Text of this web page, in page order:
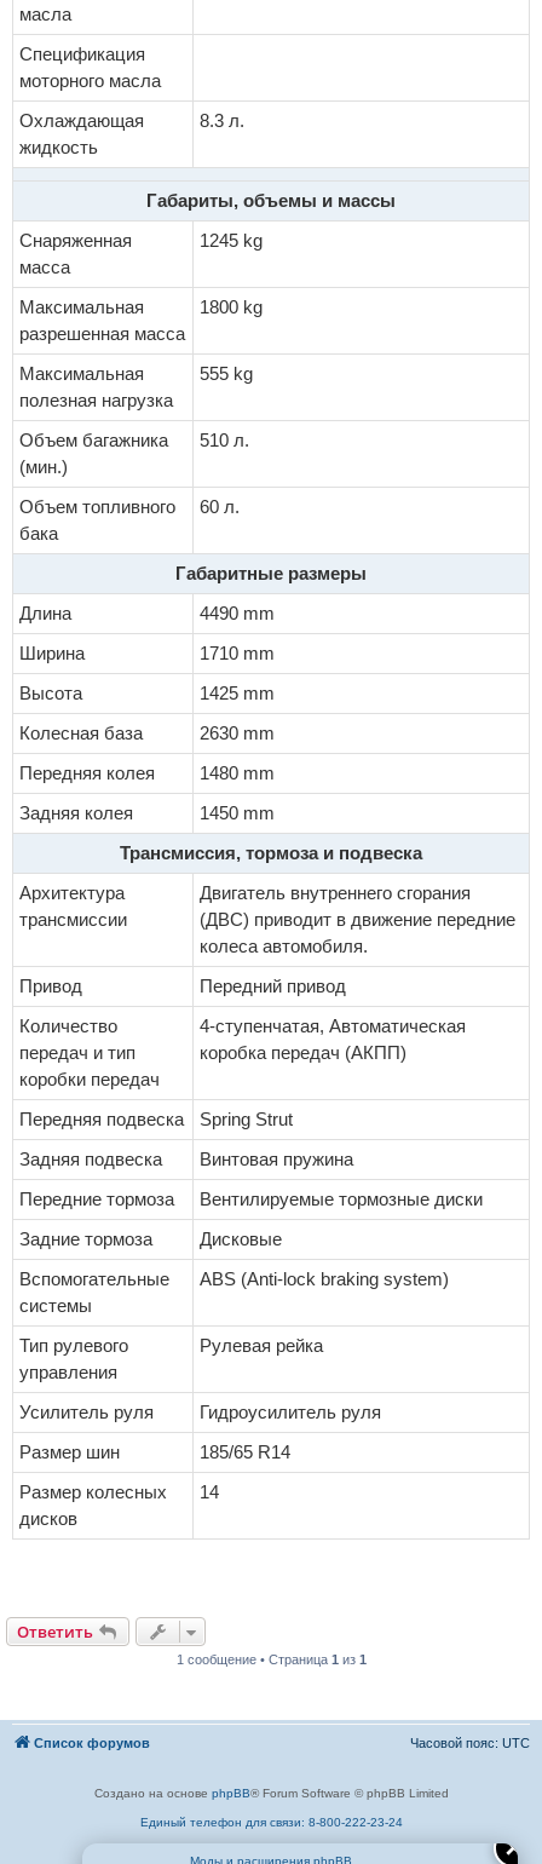
✕
масла
Спецификация
моторного масла
Охлаждающая
жидкость
8.3 л.
Габариты, объемы и массы
Снаряженная
масса
1245 kg
Максимальная
разрешенная масса
1800 kg
Максимальная
полезная нагрузка
555 kg
Объем багажника
(мин.)
510 л.
Объем топливного
бака
60 л.
Габаритные размеры
Длина
4490 mm
Ширина
1710 mm
Высота
1425 mm
Колесная база
2630 mm
Передняя колея
1480 mm
Задняя колея
1450 mm
Трансмиссия, тормоза и подвеска
Архитектура
трансмиссии
Двигатель внутреннего сгорания
(ДВС) приводит в движение передние
колеса автомобиля.
Привод
Передний привод
Количество
передач и тип
коробки передач
4-ступенчатая, Автоматическая
коробка передач (АКПП)
Передняя подвеска
Spring Strut
Задняя подвеска
Винтовая пружина
Передние тормоза
Вентилируемые тормозные диски
Задние тормоза
Дисковые
Вспомогательные
системы
ABS (Anti-lock braking system)
Тип рулевого
управления
Рулевая рейка
Усилитель руля
Гидроусилитель руля
Размер шин
185/65 R14
Размер колесных
дисков
14
Ответить
1 сообщение • Страница 1 из 1
Список форумов Часовой пояс: UTC
Создано на основе phpBB® Forum Software © phpBB Limited
Единый телефон для связи: 8-800-222-23-24
Моды и расширения phpBB